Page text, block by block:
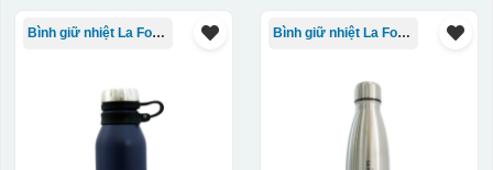
Bình giữ nhiệt La Fonte Bình giữ nhiệt La Fonte